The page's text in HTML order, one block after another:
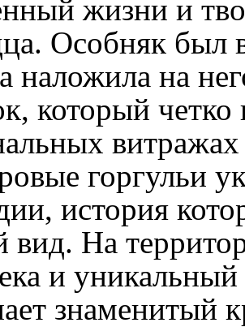
жизни и
Особняк был
наложила на
который четко
горгульи
история
На
и
знаменитый